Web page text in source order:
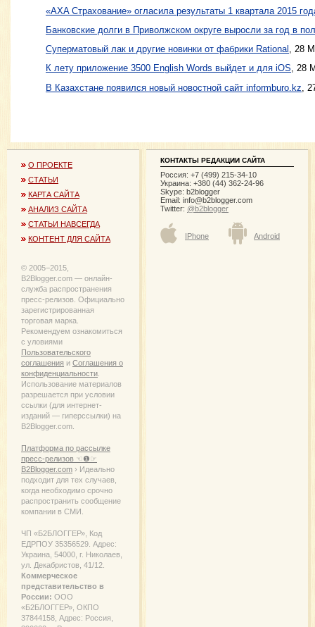
«AXA Страхование» огласила результаты 1 квартала 2015
Банковские долги в Приволжском округе выросли за год в
Суперматовый лак и другие новинки от фабрики Rational , 28
К лету приложение 3500 English Words выйдет и для iOS, 28
В Казахстане появился новый новостной сайт informburo.kz ,
О ПРОЕКТЕ
СТАТЬИ
КАРТА САЙТА
АНАЛИЗ САЙТА
СТАТЬИ НАВСЕГДА
КОНТЕНТ ДЛЯ САЙТА
© 2005−2015,
B2Blogger.com — онлайн-
служба распространения
пресс-релизов. Официально
зарегистрированная
торговая марка.
Рекомендуем ознакомиться
с уловиями
Пользовательского
соглашения и Соглашения о
конфиденциальности
Использование материалов
разрешается при условии
ссылки (для интернет-
изданий — гиперссылки) на
B2Blogger.com.
Платформа по рассылке
пресс-релизов ☜❶☞
B2Blogger.com › Идеально
подходит для тех случаев,
когда необходимо срочно
распространить сообщение
компании в СМИ.
ЧП «Б2БЛОГГЕР», Код
ЕДРПОУ 35356529. Адрес:
Украина, 54000, г. Николаев,
ул. Декабристов, 41/12.
Коммерческое
представительство в
России: ООО
«Б2БЛОГГЕР», ОКПО
37844158, Адрес: Россия,
КОНТАКТЫ РЕДАКЦИИ САЙТА
Россия: +7 (499) 215-34-10
Украина: +380 (44) 362-24-96
Skype: b2blogger
Email: info@b2blogger.com
Twitter: @b2blogger
IPhone Android